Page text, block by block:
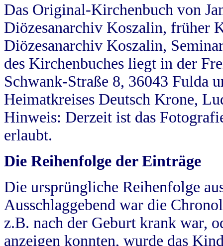
Das Original-Kirchenbuch von
Diözesanarchiv Koszalin, früher
Diözesanarchiv Koszalin,
des Kirchenbuches liegt in der
Schwank-Straße 8, 36043 Fulda
Heimatkreises Deutsch Krone,
Hinweis: Derzeit ist das
erlaubt.
Die Reihenfolge der Einträge
Die ursprüngliche Reihenfolge
Ausschlaggebend war die
z.B. nach der Geburt krank war,
anzeigen konnten, wurde das